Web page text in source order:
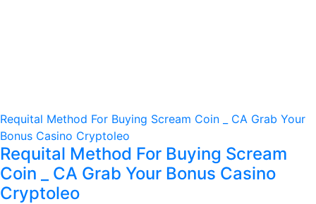
Requital Method For Buying Scream Coin _ CA Grab Your
Bonus Casino Cryptoleo
Requital Method For Buying Scream
Coin _ CA Grab Your Bonus Casino
Cryptoleo